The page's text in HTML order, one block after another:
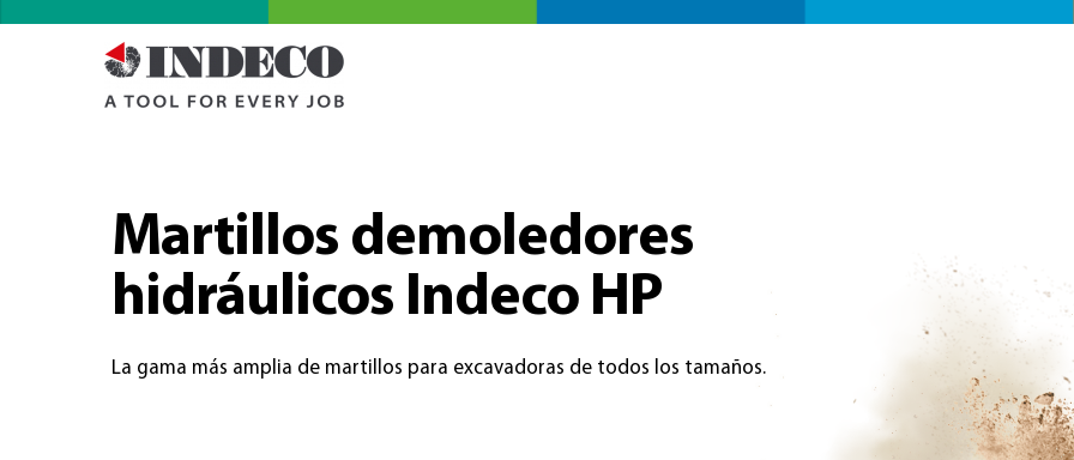
Martillos demoledores
hidráulicos Indeco HP
La gama más amplia de martillos para excavadoras de todos los tamaños.